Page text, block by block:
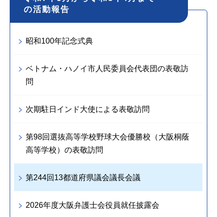
の活動報告
昭和100年記念式典
ベトナム・ハノイ市人民委員会代表団の表敬訪
問
次期駐日インド大使による表敬訪問
第98回選抜高等学校野球大会優勝校（大阪桐蔭
高等学校）の表敬訪問
第244回13都道府県議会議長会議
2026年度大阪弁護士会役員就任披露会